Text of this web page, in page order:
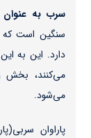
سرب به
سنگین است که
دارد. این به
می‌کنند، بخش
می‌شود.
پاراوان